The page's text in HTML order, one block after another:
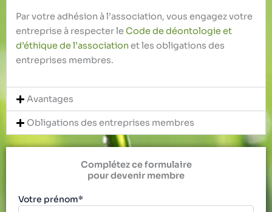
Par votre adhésion à l’association, vous engagez votre
entreprise à respecter leCode de déontologie et
d’éthique de l’association et les obligations des
entreprises membres.
Avantages
Obligations des entreprises membres
Complétez ce formulaire
pour devenir membre
Votre prénom*